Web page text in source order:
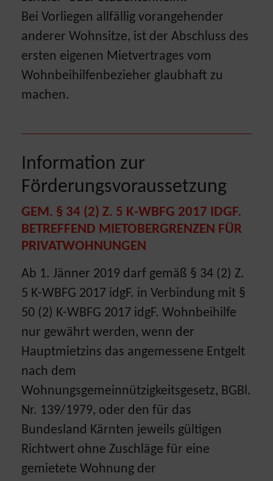
Bei Vorliegen allfällig vorangehender
anderer Wohnsitze, ist der Abschluss des
ersten eigenen Mietvertrages vom
Wohnbeihilfenbezieher glaubhaft zu
machen.
Information zur
Förderungsvoraussetzung
GEM. § 34 (2) Z. 5 K-WBFG 2017 IDGF.
BETREFFEND MIETOBERGRENZEN FÜR
PRIVATWOHNUNGEN
Ab 1. Jänner 2019 darf gemäß § 34 (2) Z.
5 K-WBFG 2017 idgF. in Verbindung mit §
50 (2) K-WBFG 2017 idgF. Wohnbeihilfe
nur gewährt werden, wenn der
Hauptmietzins das angemessene Entgelt
nach dem
Wohnungsgemeinnützigkeitsgesetz, BGBl.
Nr. 139/1979, oder den für das
Bundesland Kärnten jeweils gültigen
Richtwert ohne Zuschläge für eine
gemietete Wohnung der